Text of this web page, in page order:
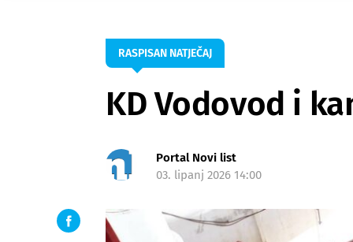
RASPISAN NATJEČAJ
KD Vodovod i
Portal Novi list
03. lipanj 2026 14:00